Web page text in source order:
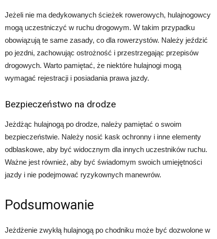
Jeżeli nie ma dedykowanych ścieżek rowerowych, hulajnogowcy
mogą uczestniczyć w ruchu drogowym. W takim przypadku
obowiązują te same zasady, co dla rowerzystów. Należy jeździć
po jezdni, zachowując ostrożność i przestrzegając przepisów
drogowych. Warto pamiętać, że niektóre hulajnogi mogą
wymagać rejestracji i posiadania prawa jazdy.
Bezpieczeństwo na drodze
Jeżdżąc hulajnogą po drodze, należy pamiętać o swoim
bezpieczeństwie. Należy nosić kask ochronny i inne elementy
odblaskowe, aby być widocznym dla innych uczestników ruchu.
Ważne jest również, aby być świadomym swoich umiejętności
jazdy i nie podejmować ryzykownych manewrów.
Podsumowanie
Jeżdżenie zwykłą hulajnogą po chodniku może być dozwolone w